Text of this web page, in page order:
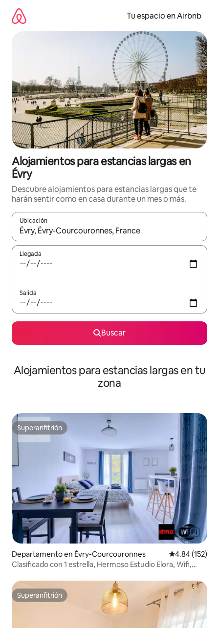
contenido
Tu espacio en Airbnb
Alojamientos para estancias largas en
Évry
Descubre alojamientos para estancias largas que te
harán sentir como en casa durante un mes o más.
Ubicación
Cuando los resultados estén disponibles, podrás navegar
Llegada
Salida
Buscar
Alojamientos para estancias largas en tu
zona
Superanfitrión
Superanfitrión
Departamento en Évry-Courcouronnes Calificación
4.84 (152)
Clasificado con 1 estrella, Hermoso Estudio Elora, Wifi,
Superanfitrión
Superanfitrión